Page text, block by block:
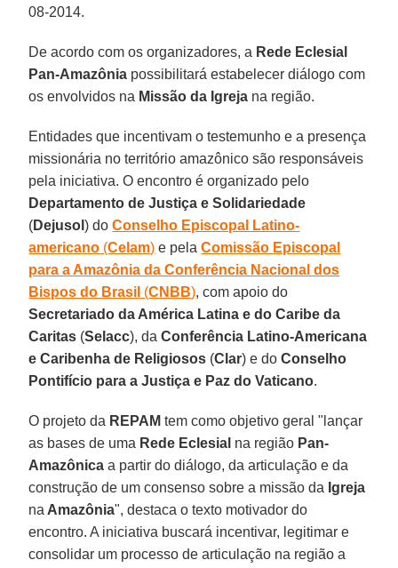
08-2014.
De acordo com os organizadores, a Rede Eclesial
Pan-Amazônia possibilitará estabelecer diálogo com
os envolvidos na Missão da Igreja na região.
Entidades que incentivam o testemunho e a presença
missionária no território amazônico são responsáveis
pela iniciativa. O encontro é organizado pelo
Departamento de Justiça e Solidariedade
(Dejusol) doConselho Episcopal Latino-
americano (Celam) e pelaComissão Episcopal
para a Amazônia da Conferência Nacional dos
Bispos do Brasil (CNBB), com apoio do
Secretariado da América Latina e do Caribe da
Caritas (Selacc), daConferência Latino-Americana
e Caribenha de Religiosos (Clar) e doConselho
Pontifício para a Justiça e Paz do Vaticano.
O projeto da REPAM tem como objetivo geral "lançar
as bases de uma Rede Eclesial na região Pan-
Amazônica a partir do diálogo, da articulação e da
construção de um consenso sobre a missão da Igreja
na Amazônia", destaca o texto motivador do
encontro. A iniciativa buscará incentivar, legitimar e
consolidar um processo de articulação na região a